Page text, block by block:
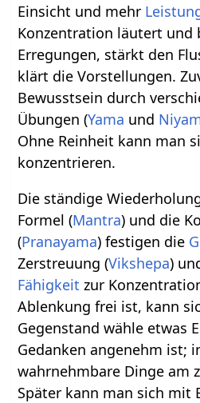
Einsicht und mehr
Konzentration läutert und
Erregungen, stärkt den
klärt die Vorstellungen.
Bewusstsein durch
Übungen (Yama und
Ohne Reinheit kann man
konzentrieren.
Die ständige
Formel (Mantra) und die
(Pranayama) festigen die
Zerstreuung (Vikshepa)
Fähigkeit zur
Ablenkung frei ist, kann
Gegenstand wähle etwas
Gedanken angenehm ist;
wahrnehmbare Dinge am
Später kann man sich mit